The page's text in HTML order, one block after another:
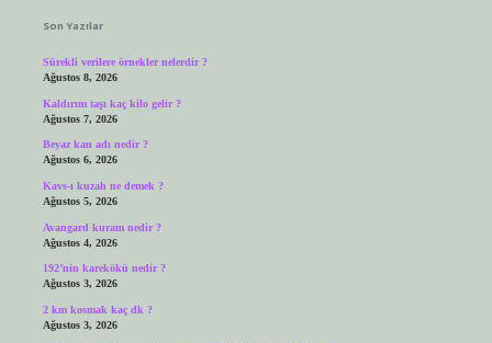
Son Yazılar
Sürekli verilere örnekler nelerdir ?
Ağustos 8, 2026
Kaldırım taşı kaç kilo gelir ?
Ağustos 7, 2026
Beyaz kan adı nedir ?
Ağustos 6, 2026
Kavs-ı kuzah ne demek ?
Ağustos 5, 2026
Avangard kuram nedir ?
Ağustos 4, 2026
192’nin karekökü nedir ?
Ağustos 3, 2026
2 km kosmak kaç dk ?
Ağustos 3, 2026